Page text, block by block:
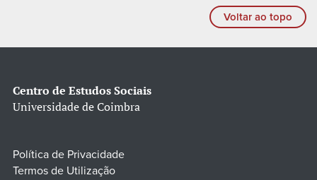
Voltar ao topo
Centro de Estudos Sociais
Universidade de Coimbra
Política de Privacidade
Termos de Utilização